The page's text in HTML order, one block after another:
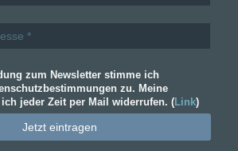
zum Newsletter stimme ich
zu. Meine
jeder Zeit per Mail widerrufen. (Link)